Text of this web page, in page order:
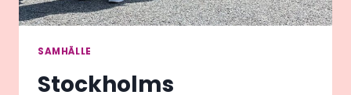
SAMHÄLLE
Stockholms